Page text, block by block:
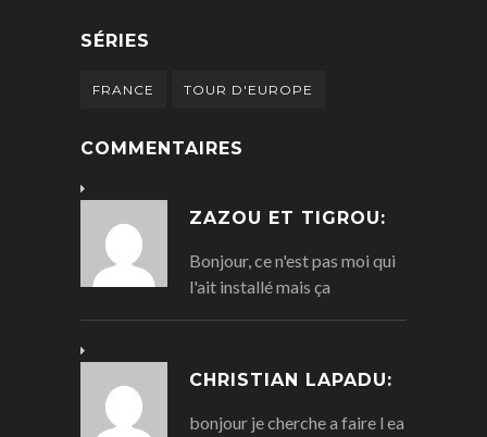
SÉRIES
FRANCE TOUR D'EUROPE
COMMENTAIRES
ZAZOU ET TIGROU:
Bonjour, ce n'est pas moi qui
l'ait installé mais ça
CHRISTIAN LAPADU:
bonjour je cherche a faire l ea